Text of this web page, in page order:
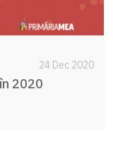
24 Dec 2020
2020